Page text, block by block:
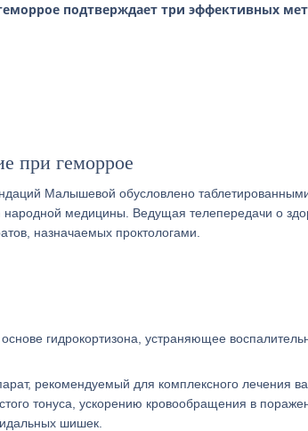
подтверждает три эффективных
при геморрое
Малышевой обусловлено
медицины. Ведущая телепередачи о
назначаемых проктологами.
гидрокортизона, устраняющее
рекомендуемый для комплексного лечения
тонуса, ускорению кровообращения в
шишек.